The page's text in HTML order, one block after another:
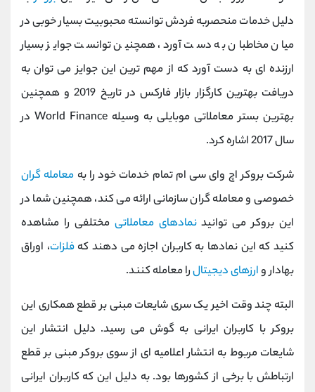
دلیل خدمات منحصربه فردش توانسته محبوبیت بسیار خوبی در
میان مخاطبان به دست آورد، همچنین توانست جوایز بسیار
ارزنده ای به دست آورد که از مهم ترین این جوایز می توان به
دریافت بهترین کارگزار بازار فارکس در تاریخ 2019 و همچنین
بهترین بستر معاملاتی موبایلی به وسیله World Finance در
سال 2017 اشاره کرد.
شرکت بروکر اچ وای سی ام تمام خدمات خود را به معامله گران
خصوصی و معامله گران سازمانی ارائه می کند، همچنین شما در
این بروکر می توانیدنمادهای معاملاتی مختلفی را مشاهده
کنید که این نمادها به کاربران اجازه می دهند کهفلزات، اوراق
بهادار وارزهای دیجیتالرا معامله کنند.
البته چند وقت اخیر یک سری شایعات مبنی بر قطع همکاری این
بروکر با کاربران ایرانی به گوش می رسید. دلیل انتشار این
شایعات مربوط به انتشار اعلامیه ای از سوی بروکر مبنی بر قطع
ارتباطش با برخی از کشورها بود. به دلیل این که کاربران ایرانی